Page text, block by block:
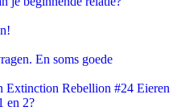
En soms goede
Extinction Rebellion #24 Eieren
en 2?